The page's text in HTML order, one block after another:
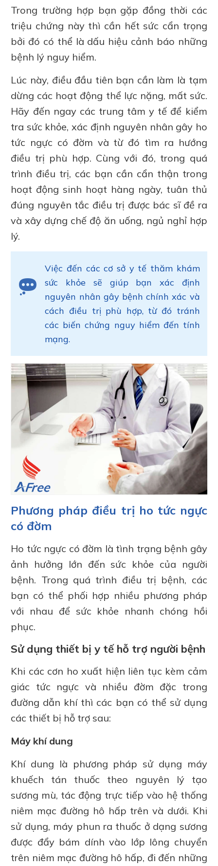
Trong trường hợp bạn gặp đồng thời các
triệu chứng này thì cần hết sức cẩn trọng
bởi đó có thể là dấu hiệu cảnh báo những
bệnh lý nguy hiểm.
Lúc này, điều đầu tiên bạn cần làm là tạm
dừng các hoạt động thể lực nặng, mất sức.
Hãy đến ngay các trung tâm y tế để kiểm
tra sức khỏe, xác định nguyên nhân gây ho
tức ngực có đờm và từ đó tìm ra hướng
điều trị phù hợp. Cùng với đó, trong quá
trình điều trị, các bạn cần cẩn thận trong
hoạt động sinh hoạt hàng ngày, tuân thủ
đúng nguyên tắc điều trị được bác sĩ đề ra
và xây dựng chế độ ăn uống, ngủ nghỉ hợp
lý.
Việc đến các cơ sở y tế thăm khám
sức khỏe sẽ giúp bạn xác định
nguyên nhân gây bệnh chính xác và
cách điều trị phù hợp, từ đó tránh
các biến chứng nguy hiểm đến tính
mạng.
Phương pháp điều trị ho tức ngực
có đờm
Ho tức ngực có đờm là tình trạng bệnh gây
ảnh hưởng lớn đến sức khỏe của người
bệnh. Trong quá trình điều trị bệnh, các
bạn có thể phối hợp nhiều phương pháp
với nhau để sức khỏe nhanh chóng hồi
phục.
Sử dụng thiết bị y tế hỗ trợ người bệnh
Khi các cơn ho xuất hiện liên tục kèm cảm
giác tức ngực và nhiều đờm đặc trong
đường dẫn khí thì các bạn có thể sử dụng
các thiết bị hỗ trợ sau:
Máy khí dung
Khí dung là phương pháp sử dụng máy
khuếch tán thuốc theo nguyên lý tạo
sương mù, tác động trực tiếp vào hệ thống
niêm mạc đường hô hấp trên và dưới. Khi
sử dụng, máy phun ra thuốc ở dạng sương
được đẩy bám dính vào lớp lông chuyển
trên niêm mạc đường hô hấp, đi đến những